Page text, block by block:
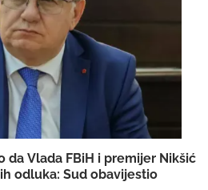
da Vlada FBiH i premijer Nikšić
odluka: Sud obavijestio